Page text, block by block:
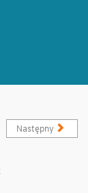
Następny